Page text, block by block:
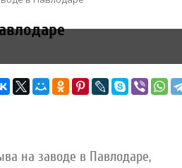
на заводе в Павлодаре,